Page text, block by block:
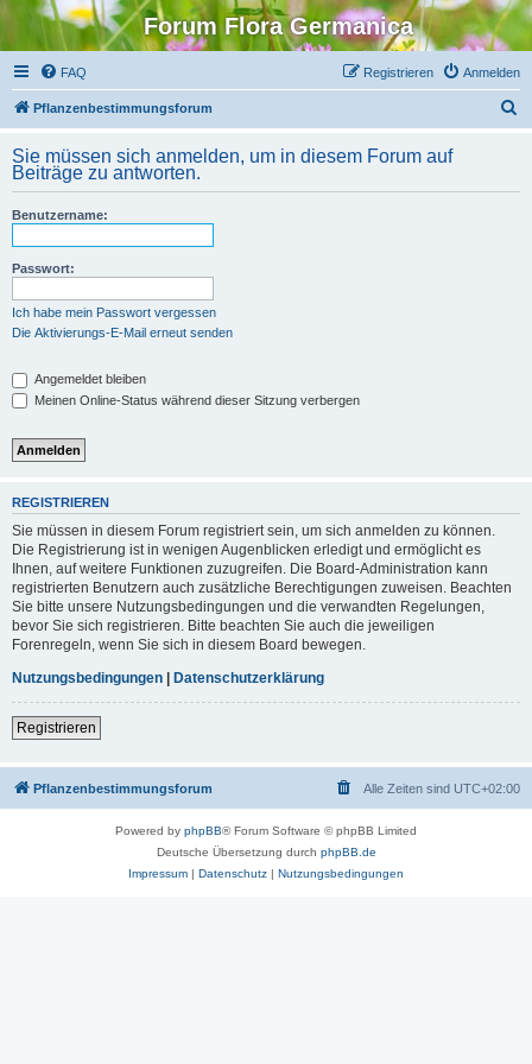
Forum Flora Germanica
FAQ Anmelden
Registrieren
Pflanzenbestimmungsforum
h
Sie müssen sich anmelden, um in diesem Forum auf
Beiträge zu antworten.
Benutzername:
Passwort:
Ich habe mein Passwort vergessen
Die Aktivierungs-E-Mail erneut senden
Angemeldet bleiben
Meinen Online-Status während dieser Sitzung verbergen
REGISTRIEREN
Sie müssen in diesem Forum registriert sein, um sich anmelden zu können.
Die Registrierung ist in wenigen Augenblicken erledigt und ermöglicht es
Ihnen, auf weitere Funktionen zuzugreifen. Die Board-Administration kann
registrierten Benutzern auch zusätzliche Berechtigungen zuweisen. Beachten
Sie bitte unsere Nutzungsbedingungen und die verwandten Regelungen,
bevor Sie sich registrieren. Bitte beachten Sie auch die jeweiligen
Forenregeln, wenn Sie sich in diesem Board bewegen.
Nutzungsbedingungen | Datenschutzerklärung
Registrieren
Pflanzenbestimmungsforum Alle Zeiten sind UTC+02:00
Powered by phpBB® Forum Software © phpBB Limited
Deutsche Übersetzung durch phpBB.de
Impressum | Datenschutz | Nutzungsbedingungen